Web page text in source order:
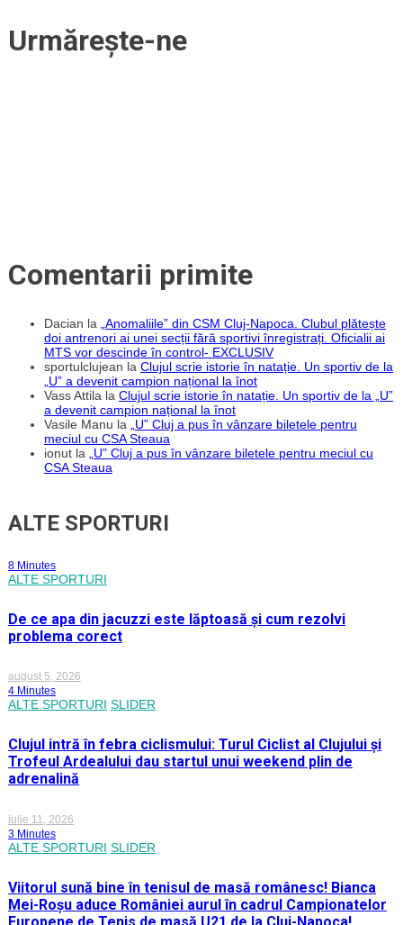
Urmărește-ne
Comentarii primite
Dacian la
„Anomaliile” din CSM Cluj-Napoca. Clubul plătește
doi antrenori ai unei secții fără sportivi înregistrați. Oficialii ai
MTS vor descinde în control- EXCLUSIV
sportulclujean la Clujul scrie istorie în natație. Un sportiv de la
„U” a devenit campion național la înot
Vass Attila la Clujul scrie istorie în natație. Un sportiv de la „U”
a devenit campion național la înot
Vasile Manu la
„U” Cluj a pus în vânzare biletele pentru
meciul cu CSA Steaua
ionut la
„U” Cluj a pus în vânzare biletele pentru meciul cu
CSA Steaua
ALTE SPORTURI
8 Minutes
ALTE SPORTURI
De ce apa din jacuzzi este lăptoasă și cum rezolvi
problema corect
august 5, 2026
4 Minutes
ALTE SPORTURI SLIDER
Clujul intră în febra ciclismului: Turul Ciclist al Clujului și
Trofeul Ardealului dau startul unui weekend plin de
adrenalină
iulie 11, 2026
3 Minutes
ALTE SPORTURI SLIDER
Viitorul sună bine în tenisul de masă românesc! Bianca
Mei-Roșu aduce României aurul în cadrul Campionatelor
Europene de Tenis de masă U21 de la Cluj-Napoca!